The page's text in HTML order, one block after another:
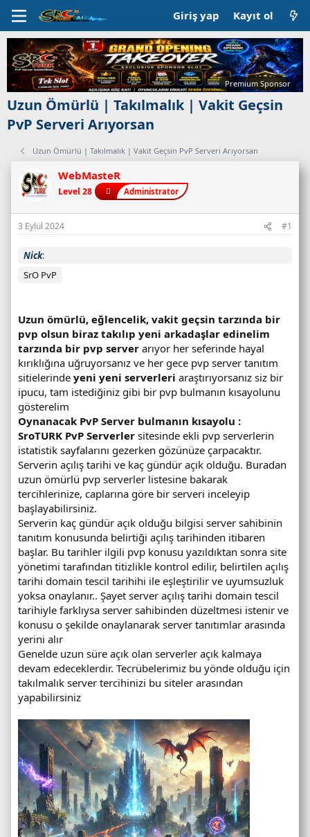
Giriş yap Kayıt ol
Premium Sponsor
Uzun Ömürlü | Takılmalık | Vakit Geçsin
PvP Serveri Arıyorsan
Uzun Ömürlü | Takılmalık | Vakit Geçsin PvP Serveri Arıyorsan
WebMasteR
Level 28 Administrator
3 Eylül 2024 #1
Nick
SrO PvP
Uzun ömürlü, eğlencelik, vakit geçsin tarzında bir
pvp olsun biraz takılıp yeni arkadaşlar edinelim
tarzında bir pvp server arıyor her seferinde hayal
kırıklığına uğruyorsanız ve her gece pvp server tanıtım
sitielerinde yeni yeni serverleri araştırıyorsanız siz bir
ipucu, tam istediğiniz gibi bir pvp bulmanın kısayolunu
gösterelim
Oynanacak PvP Server bulmanın kısayolu :
SroTURK PvP Serverler sitesinde ekli pvp serverlerin
istatistik sayfalarını gezerken gözünüze çarpacaktır.
Serverin açılış tarihi ve kaç gündür açık olduğu. Buradan
uzun ömürlü pvp serverler listesine bakarak
tercihlerinize, caplarına göre bir serveri inceleyip
başlayabilirsiniz.
Serverin kaç gündür açık olduğu bilgisi server sahibinin
tanıtım konusunda belirtiği açılış tarihinden itibaren
başlar. Bu tarihler ilgili pvp konusu yazıldıktan sonra site
yönetimi tarafından titizlikle kontrol edilir, belirtilen açılış
tarihi domain tescil tarihihi ile eşleştirilir ve uyumsuzluk
yoksa onaylanır.. Şayet server açılış tarihi domain tescil
tarihiyle farklıysa server sahibinden düzeltmesi istenir ve
konusu o şekilde onaylanarak server tanıtımlar arasında
yerini alır
Genelde uzun süre açık olan serverler açık kalmaya
devam edeceklerdir. Tecrübelerimiz bu yönde olduğu için
takılmalık server tercihinizi bu siteler arasından
yapabilirsiniz